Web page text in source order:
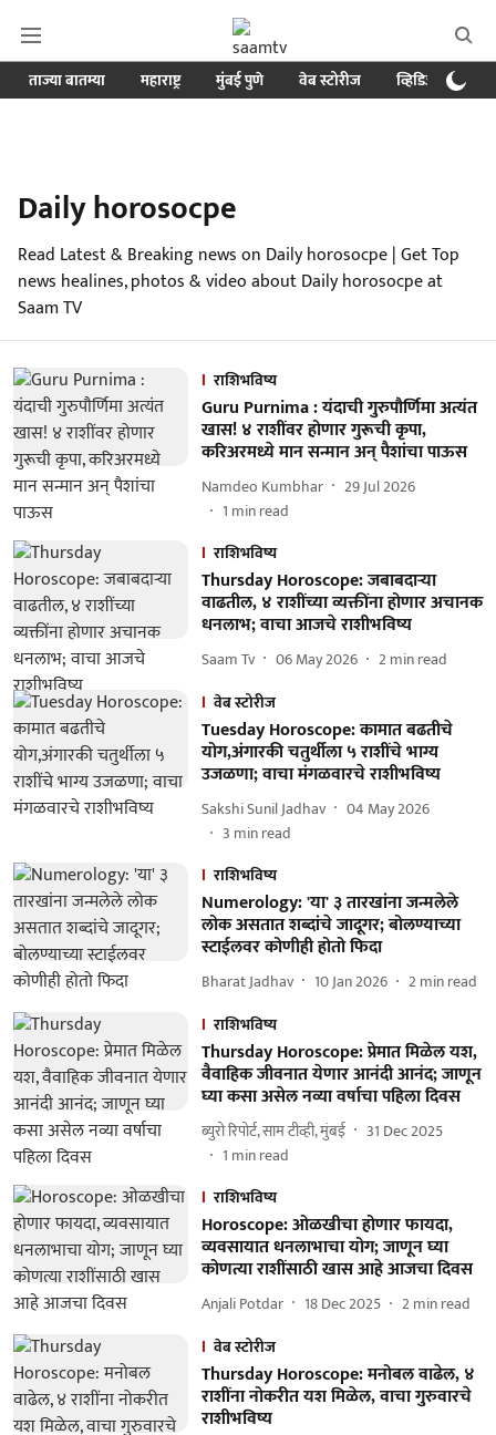
ताज्या बातम्या महाराष्ट्र मुंबई पुणे वेब स्टोरीज व्हिडिओ
Daily horosocpe
Read Latest & Breaking news on Daily horosocpe | Get Top
news healines, photos & video about Daily horosocpe at
Saam TV
राशिभविष्य
Guru Purnima : यंदाची गुरुपौर्णिमा अत्यंत
खास! ४ राशींवर होणार गुरूची कृपा,
करिअरमध्ये मान सन्मान अन् पैशांचा पाऊस
Namdeo Kumbhar
29 Jul 2026
1 min read
राशिभविष्य
Thursday Horoscope: जबाबदाऱ्या
वाढतील, ४ राशींच्या व्यक्तींना होणार अचानक
धनलाभ; वाचा आजचे राशीभविष्य
Saam Tv 06 May 2026 2min read
वेब स्टोरीज
Tuesday Horoscope: कामात बढतीचे
योग,अंगारकी चतुर्थीला ५ राशींचे भाग्य
उजळणा; वाचा मंगळवारचे राशीभविष्य
Sakshi Sunil Jadhav
04 May 2026
3 min read
राशिभविष्य
Numerology: 'या' ३ तारखांना जन्मलेले
लोक असतात शब्दांचे जादूगर; बोलण्याच्या
स्टाईलवर कोणीही होतो फिदा
Bharat Jadhav 10 Jan 2026 2min read
राशिभविष्य
Thursday Horoscope: प्रेमात मिळेल यश,
वैवाहिक जीवनात येणार आनंदी आनंद; जाणून
घ्या कसा असेल नव्या वर्षाचा पहिला दिवस
ब्युरो रिपोर्ट, साम टीव्ही, मुंबई
31 Dec 2025
1 min read
राशिभविष्य
Horoscope: ओळखीचा होणार फायदा,
व्यवसायात धनलाभाचा योग; जाणून घ्या
कोणत्या राशींसाठी खास आहे आजचा दिवस
Anjali Potdar 18 Dec 2025 2min read
वेब स्टोरीज
Thursday Horoscope: मनोबल वाढेल, ४
राशींना नोकरीत यश मिळेल, वाचा गुरुवारचे
राशीभविष्य